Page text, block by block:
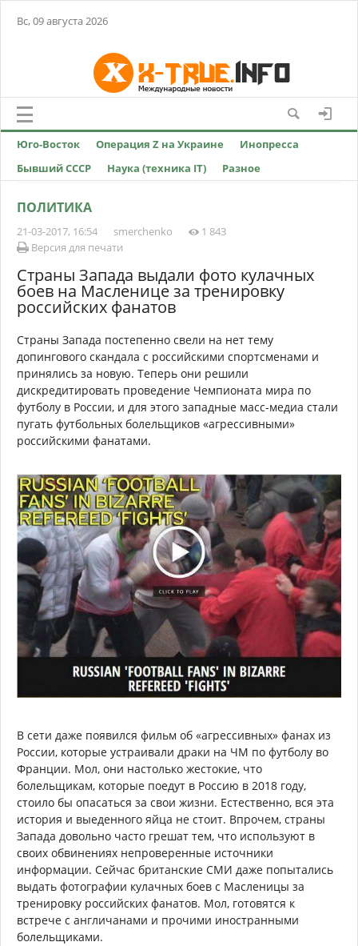
Вс, 09 августа 2026
Юго-Восток Операция Z на Украине
Инопресса
Бывший СССР
Наука (техника IT) Разное
ПОЛИТИКА
21-03-2017, 16:54 smerchenko
1 843
Версия для печати
Страны Запада выдали фото кулачных
боев на Масленице за тренировку
российских фанатов
Страны Запада постепенно свели на нет тему
допингового скандала с российскими спортсменами и
принялись за новую. Теперь они решили
дискредитировать проведение Чемпионата мира по
футболу в России, и для этого западные масс-медиа стали
пугать футбольных болельщиков «агрессивными»
российскими фанатами.
В сети даже появился фильм об «агрессивных» фанах из
России, которые устраивали драки на ЧМ по футболу во
Франции. Мол, они настолько жестокие, что
болельщикам, которые поедут в Россию в 2018 году,
стоило бы опасаться за свои жизни. Естественно, вся эта
история и выеденного яйца не стоит. Впрочем, страны
Запада довольно часто грешат тем, что используют в
своих обвинениях непроверенные источники
информации. Сейчас британские СМИ даже попытались
выдать фотографии кулачных боев с Масленицы за
тренировку российских фанатов. Мол, готовятся к
встрече с англичанами и прочими иностранными
болельщиками.